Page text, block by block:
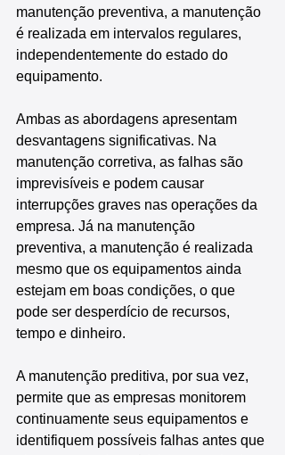
manutenção preventiva, a manutenção
é realizada em intervalos regulares,
independentemente do estado do
equipamento.
Ambas as abordagens apresentam
desvantagens significativas. Na
manutenção corretiva, as falhas são
imprevisíveis e podem causar
interrupções graves nas operações da
empresa. Já na manutenção
preventiva, a manutenção é realizada
mesmo que os equipamentos ainda
estejam em boas condições, o que
pode ser desperdício de recursos,
tempo e dinheiro.
A manutenção preditiva, por sua vez,
permite que as empresas monitorem
continuamente seus equipamentos e
identifiquem possíveis falhas antes que